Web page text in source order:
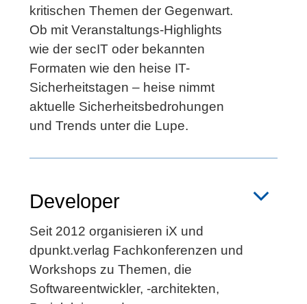
kritischen Themen der Gegenwart.
Ob mit Veranstaltungs-Highlights
wie der secIT oder bekannten
Formaten wie den heise IT-
Sicherheitstagen – heise nimmt
aktuelle Sicherheitsbedrohungen
und Trends unter die Lupe.
Developer
Seit 2012 organisieren iX und
dpunkt.verlag Fachkonferenzen und
Workshops zu Themen, die
Softwareentwickler, -architekten,